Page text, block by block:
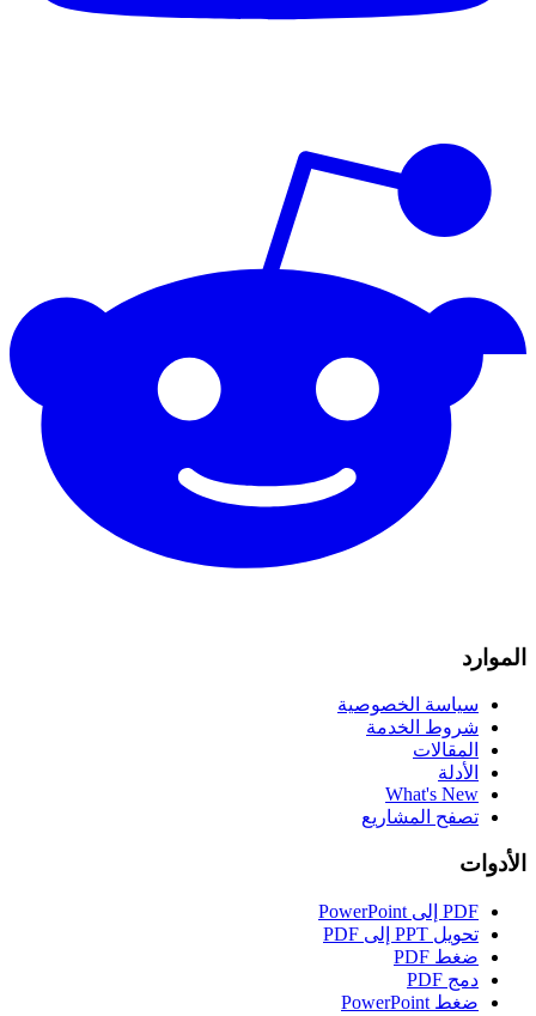
الموارد
سياسة الخصوصية
شروط الخدمة
المقالات
الأدلة
What's New
تصفح المشاريع
الأدوات
PDF إلى PowerPoint
تحويل PPT إلى PDF
ضغط PDF
دمج PDF
ضغط PowerPoint